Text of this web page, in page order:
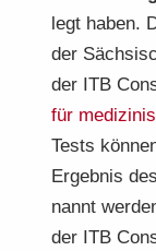
legt haben.
der
der ITB
für
Tests
Er­geb­nis
nannt
der ITB